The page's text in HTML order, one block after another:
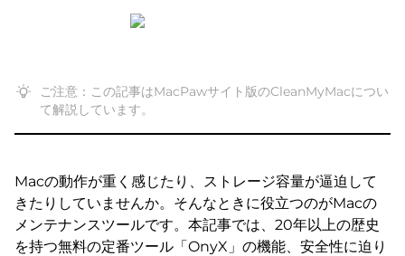
ご注意：この記事はMacPawサイト版のCleanMyMacについ
て解説しています。
Macの動作が重く感じたり、ストレージ容量が逼迫して
きたりしていませんか。そんなときに役立つのがMacの
メンテナンスツールです。本記事では、20年以上の歴史
を持つ無料の定番ツール「OnyX」の機能、安全性に迫り